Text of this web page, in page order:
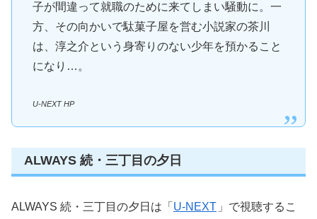
子が間違って就職のために来てしまい騒動に。一
方、その向かいで駄菓子屋を営む小説家の茶川
は、淳之介という身寄りのない少年を預かること
になり…。
U-NEXT HP
ALWAYS 続・三丁目の夕日
ALWAYS 続・三丁目の夕日は「 U-NEXT 」で視聴するこ